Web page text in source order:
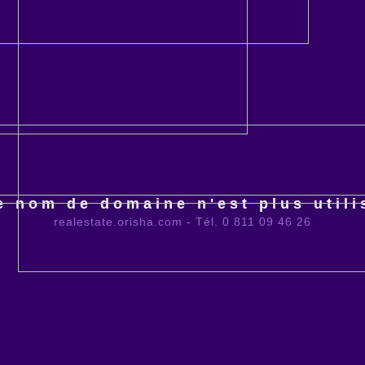
nom de domaine n'est plus
realestate.orisha.com - Tél. 0 811 09 46 26